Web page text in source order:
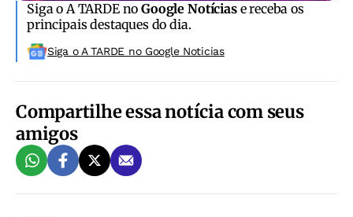
Siga o A TARDE noGoogle Notíciase receba os
principais destaques do dia.
Siga o A TARDE no Google Noticias
Compartilhe essa notícia com seus
amigos